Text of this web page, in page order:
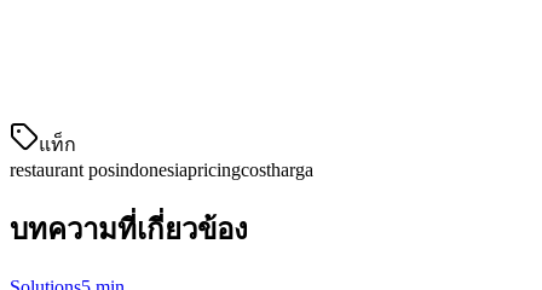
แท็ก
restaurant posindonesiapricingcostharga
บทความที่เกี่ยวข้อง